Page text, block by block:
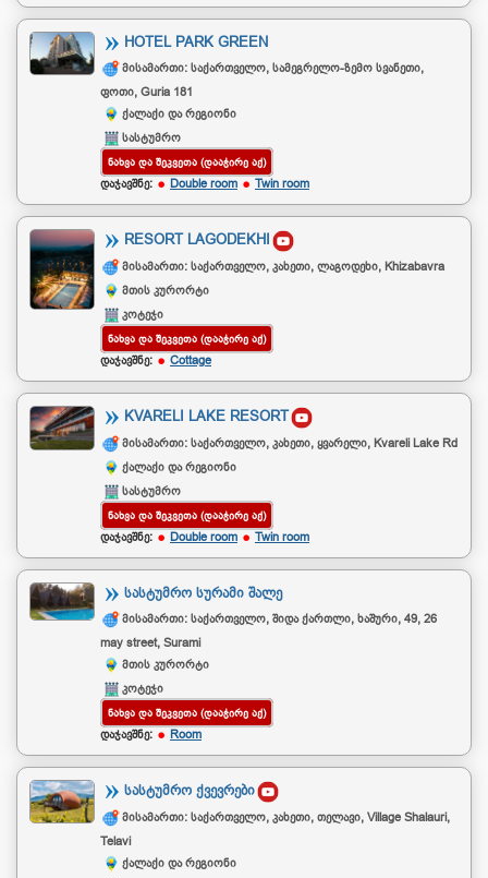
HOTEL PARK GREEN
მისამართი: საქართველო, სამეგრელო-ზემო სვანეთი,
ფოთი, Guria 181
ქალაქი და რეგიონი
სასტუმრო
ᲜᲐᲮᲕᲐ ᲓᲐ ᲨᲔᲙᲕᲔᲗᲐ (ᲓᲐᲐᲭᲘᲠᲔ ᲐᲥ)
დაჯავშნე: Double room Twin room
RESORT LAGODEKHI
მისამართი: საქართველო, კახეთი, ლაგოდეხი, Khizabavra
მთის კურორტი
კოტეჯი
ᲜᲐᲮᲕᲐ ᲓᲐ ᲨᲔᲙᲕᲔᲗᲐ (ᲓᲐᲐᲭᲘᲠᲔ ᲐᲥ)
დაჯავშნე: Cottage
KVARELI LAKE RESORT
მისამართი: საქართველო, კახეთი, ყვარელი, Kvareli Lake Rd
ქალაქი და რეგიონი
სასტუმრო
ᲜᲐᲮᲕᲐ ᲓᲐ ᲨᲔᲙᲕᲔᲗᲐ (ᲓᲐᲐᲭᲘᲠᲔ ᲐᲥ)
დაჯავშნე: Double room Twin room
ᲡᲐᲡᲢᲣᲛᲠᲝ ᲡᲣᲠᲐᲛᲘ ᲨᲐᲚᲔ
მისამართი: საქართველო, შიდა ქართლი, ხაშური, 49, 26
may street, Surami
მთის კურორტი
კოტეჯი
ᲜᲐᲮᲕᲐ ᲓᲐ ᲨᲔᲙᲕᲔᲗᲐ (ᲓᲐᲐᲭᲘᲠᲔ ᲐᲥ)
დაჯავშნე: Room
ᲡᲐᲡᲢᲣᲛᲠᲝ ᲥᲕᲔᲕᲠᲔᲑᲘ
მისამართი: საქართველო, კახეთი, თელავი, Village Shalauri,
Telavi
ქალაქი და რეგიონი